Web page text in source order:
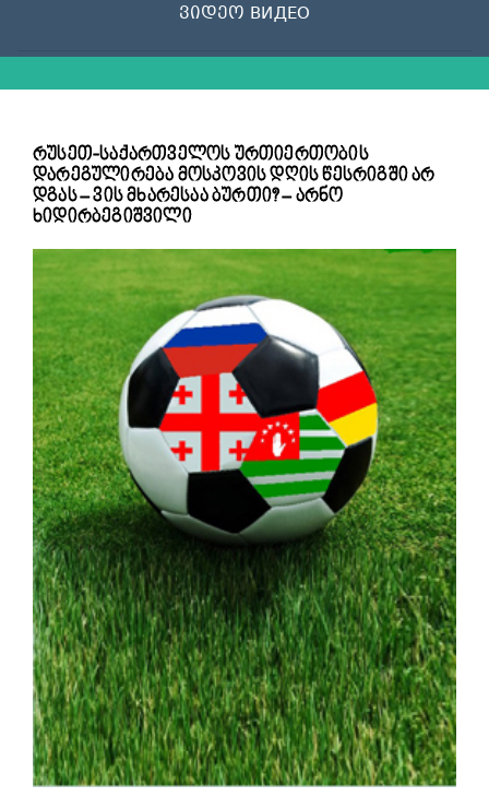
ვიდეო ВИДЕО
რუსეთ-საქართველოს ურთიერთობის
დარეგულირება მოსკოვის დღის წესრიგში არ
დგას – ვის მხარესაა ბურთი? – არნო
ხიდირბეგიშვილი